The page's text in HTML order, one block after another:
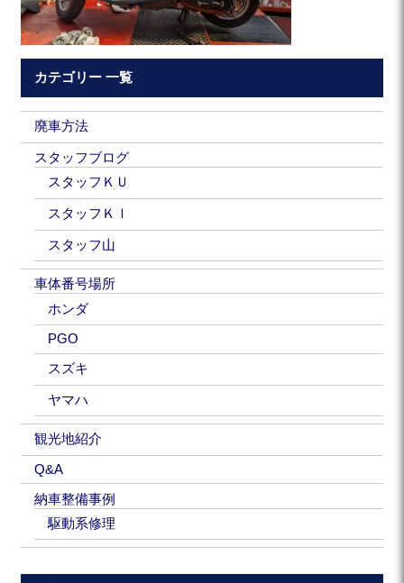
カテゴリー 一覧
廃車方法
スタッフブログ
スタッフＫＵ
スタッフＫＩ
スタッフ山
車体番号場所
ホンダ
PGO
スズキ
ヤマハ
観光地紹介
Q&A
納車整備事例
駆動系修理